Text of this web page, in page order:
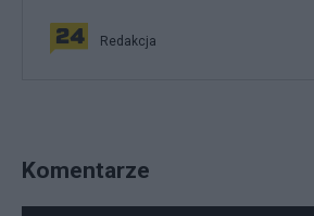
Redakcja
Komentarze